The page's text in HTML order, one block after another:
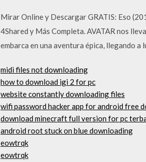
Mirar Online y Descargar GRATIS: Eso
4Shared y Más Completa. AVATAR nos
embarca en una aventura épica, llegando
midi files not downloading
how to download igi 2 for pc
website constantly downloading files
wifi password hacker app for android free
download minecraft full version for pc
android root stuck on blue downloading
eowtrqk
eowtrqk